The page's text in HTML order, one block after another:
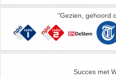
"Gezien, gehoord
Succes met
36. Tangens van een hoek
37. Telraam Abacus